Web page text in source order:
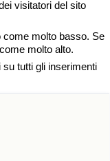
visitatori del sito
come molto basso. Se
molto alto.
tutti gli inserimenti